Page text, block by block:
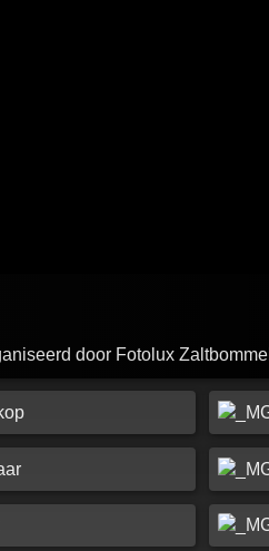
door Fotolux Zaltbommel